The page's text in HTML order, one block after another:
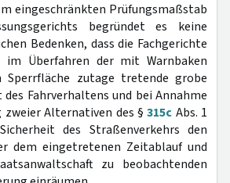
eingeschränkten Prüfungsmaßstab
begründet es keine
Bedenken, dass die Fachgerichte
Überfahren der mit Warnbaken
Sperrfläche zutage tretende grobe
Fahrverhaltens und bei Annahme
zweier Alternativen des §315c Abs. 1
des Straßenverkehrs den
dem eingetretenen Zeitablauf und
zu beobachtenden